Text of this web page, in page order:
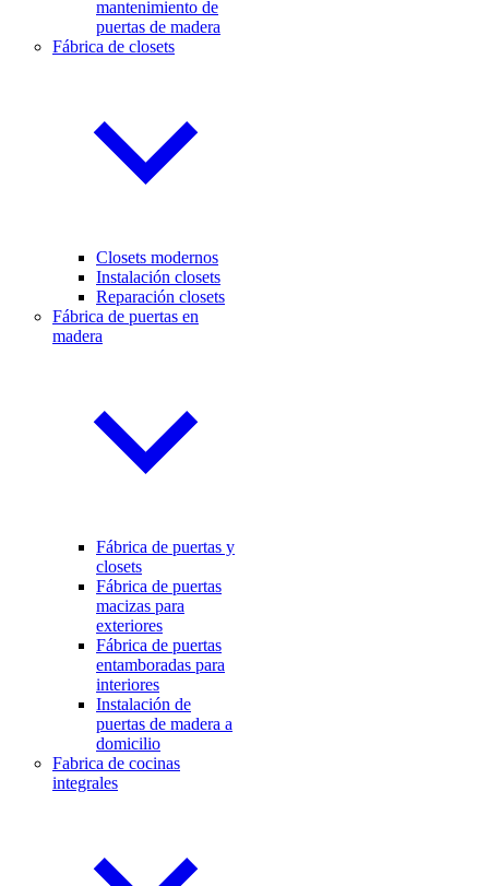
mantenimiento de
puertas de madera
Fábrica de closets
Closets modernos
Instalación closets
Reparación closets
Fábrica de puertas en
madera
Fábrica de puertas y
closets
Fábrica de puertas
macizas para
exteriores
Fábrica de puertas
entamboradas para
interiores
Instalación de
puertas de madera a
domicilio
Fabrica de cocinas
integrales